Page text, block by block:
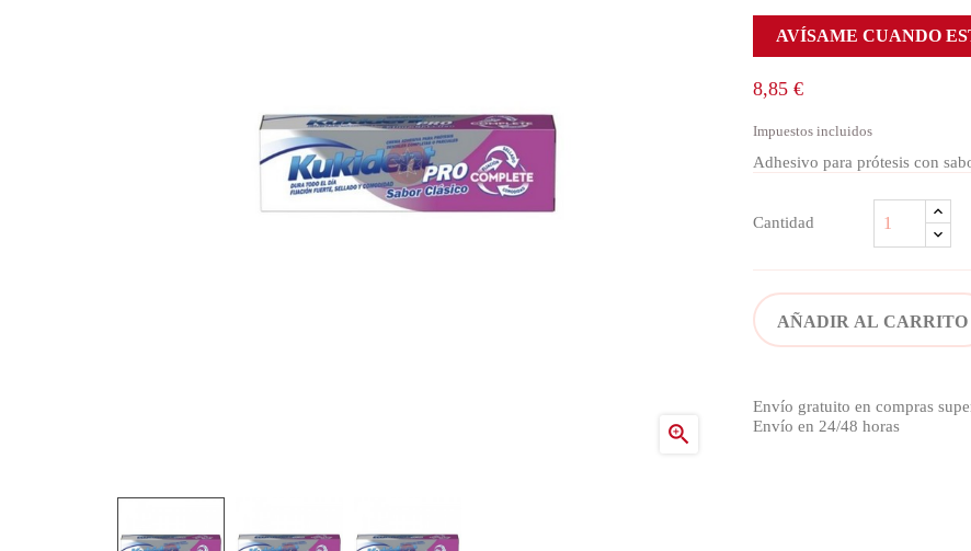

AVÍSAME CUANDO
8,85 €
Impuestos incluidos
Adhesivo para prótesis con
Cantidad
AÑADIR AL CARRITO
Envío gratuito en compras
Envío en 24/48 horas